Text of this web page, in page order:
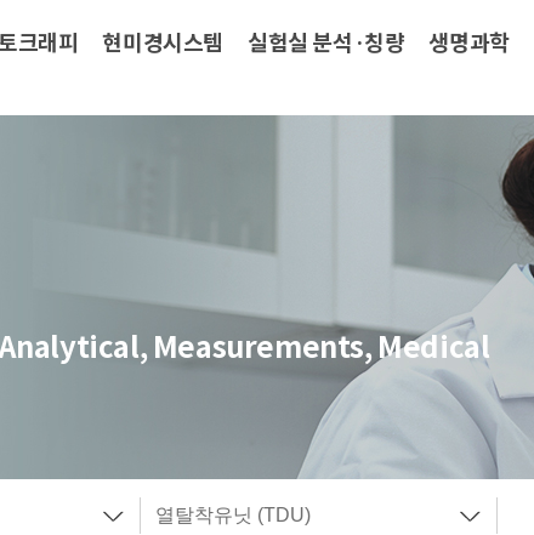
크래피 현미경시스템 실험실 분석·칭량 생명과학
Measurements, Medical